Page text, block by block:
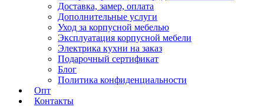
Доставка, замер, оплата
Дополнительные услуги
Уход за корпусной мебелью
Эксплуатация корпусной мебели
Электрика кухни на заказ
Подарочный сертификат
Блог
Политика конфиденциальности
Опт
Контакты